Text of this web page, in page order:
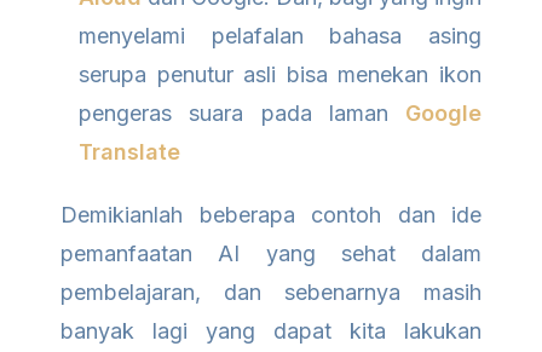
menyelami pelafalan bahasa asing
serupa penutur asli bisa menekan ikon
pengeras suara pada laman Google
Translate
Demikianlah beberapa contoh dan ide
pemanfaatan AI yang sehat dalam
pembelajaran, dan sebenarnya masih
banyak lagi yang dapat kita lakukan